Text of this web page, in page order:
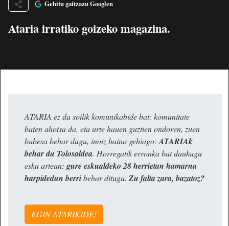
Gehitu gaitzazu Googlen
Ataria irratiko goizeko magazina.
ATARIA ez da soilik komunikabide bat: komunitate
baten ahotsa da, eta urte hauen guztien ondoren, zuen
babesa behar dugu, inoiz baino gehiago:ATARIAk
behar du Tolosaldea. Horregatik erronka bat daukagu
esku artean: gure eskualdeko 28 herrietan hamarna
harpidedun berribehar ditugu. Zu falta zara, bazatoz?
EGIN ATARIKIDE!